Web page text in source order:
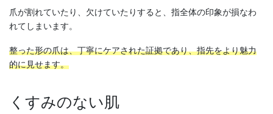
爪が割れていたり、欠けていたりすると、指全体の印象が損なわ
れてしまいます。
整った形の爪は、丁寧にケアされた証拠であり、指先をより魅力
的に見せます。
くすみのない肌